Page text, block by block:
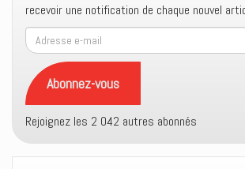
recevoir une notification de chaque nouvel
Adresse
e-
mail
Abonnez-vous
Rejoignez les 2 042 autres abonnés